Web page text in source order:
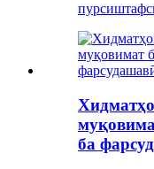
пурсиш
ба